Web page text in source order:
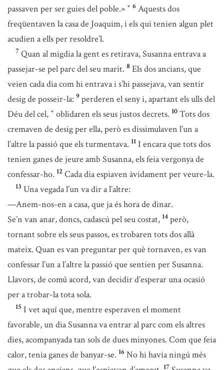
passaven per ser guies del poble.» * 6 Aquests dos
freqüentaven la casa de Joaquim, i els qui tenien algun plet
acudien a ells per resoldre’l.
7 Quan al migdia la gent es retirava, Susanna entrava a
passejar-se pel parc del seu marit. 8 Els dos ancians, que
veien cada dia com hi entrava i s’hi passejava, van sentir
desig de posseir-la: 9 perderen el seny i, apartant els ulls del
Déu del cel, * oblidaren els seus justos decrets. 10 Tots dos
cremaven de desig per ella, però es dissimulaven l’un a
l’altre la passió que els turmentava. 11 I encara que tots dos
tenien ganes de jeure amb Susanna, els feia vergonya de
confessar-ho. 12 Cada dia espiaven àvidament per veure-la.
13 Una vegada l’un va dir a l’altre:
—Anem-nos-en a casa, que ja és hora de dinar.
Se’n van anar, doncs, cadascú pel seu costat, 14 però,
tornant sobre els seus passos, es trobaren tots dos allà
mateix. Quan es van preguntar per què tornaven, es van
confessar l’un a l’altre la passió que sentien per Susanna.
Llavors, de comú acord, van decidir d’esperar una ocasió
per a trobar-la tota sola.
15 I vet aquí que, mentre esperaven el moment
favorable, un dia Susanna va entrar al parc com els altres
dies, acompanyada tan sols de dues minyones. Com que feia
calor, tenia ganes de banyar-se. 16 No hi havia ningú més
17